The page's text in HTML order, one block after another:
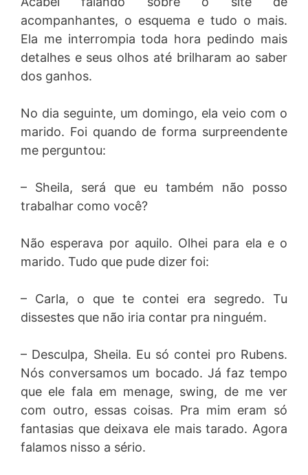
acompanhantes, o esquema e tudo o mais.
Ela me interrompia toda hora pedindo mais
detalhes e seus olhos até brilharam ao saber
dos ganhos.
No dia seguinte, um domingo, ela veio com o
marido. Foi quando de forma surpreendente
me perguntou:
– Sheila, será que eu também não posso
trabalhar como você?
Não esperava por aquilo. Olhei para ela e o
marido. Tudo que pude dizer foi:
– Carla, o que te contei era segredo. Tu
dissestes que não iria contar pra ninguém.
– Desculpa, Sheila. Eu só contei pro Rubens.
Nós conversamos um bocado. Já faz tempo
que ele fala em menage, swing, de me ver
com outro, essas coisas. Pra mim eram só
fantasias que deixava ele mais tarado. Agora
falamos nisso a sério.